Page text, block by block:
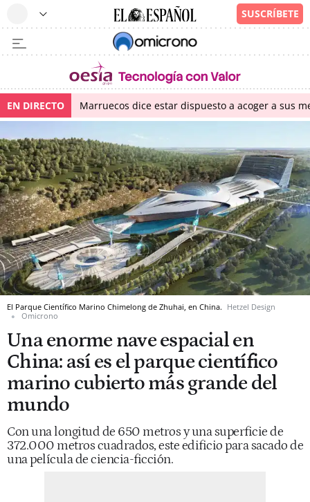
EN DIRECTO Marruecos dice estar dispuesto a acoger a sus
El Parque Científico Marino Chimelong de Zhuhai, en China. Hetzel Design
Omicrono
Una enorme nave espacial en
China: así es el parque científico
marino cubierto más grande del
mundo
Con una longitud de 650 metros y una superficie de
372.000 metros cuadrados, este edificio para sacado de
una película de ciencia-ficción.